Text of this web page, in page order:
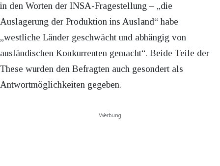
in den Worten der INSA-Fragestellung – „die
Auslagerung der Produktion ins Ausland“ habe
„westliche Länder geschwächt und abhängig von
ausländischen Konkurrenten gemacht“. Beide Teile der
These wurden den Befragten auch gesondert als
Antwortmöglichkeiten gegeben.
Werbung